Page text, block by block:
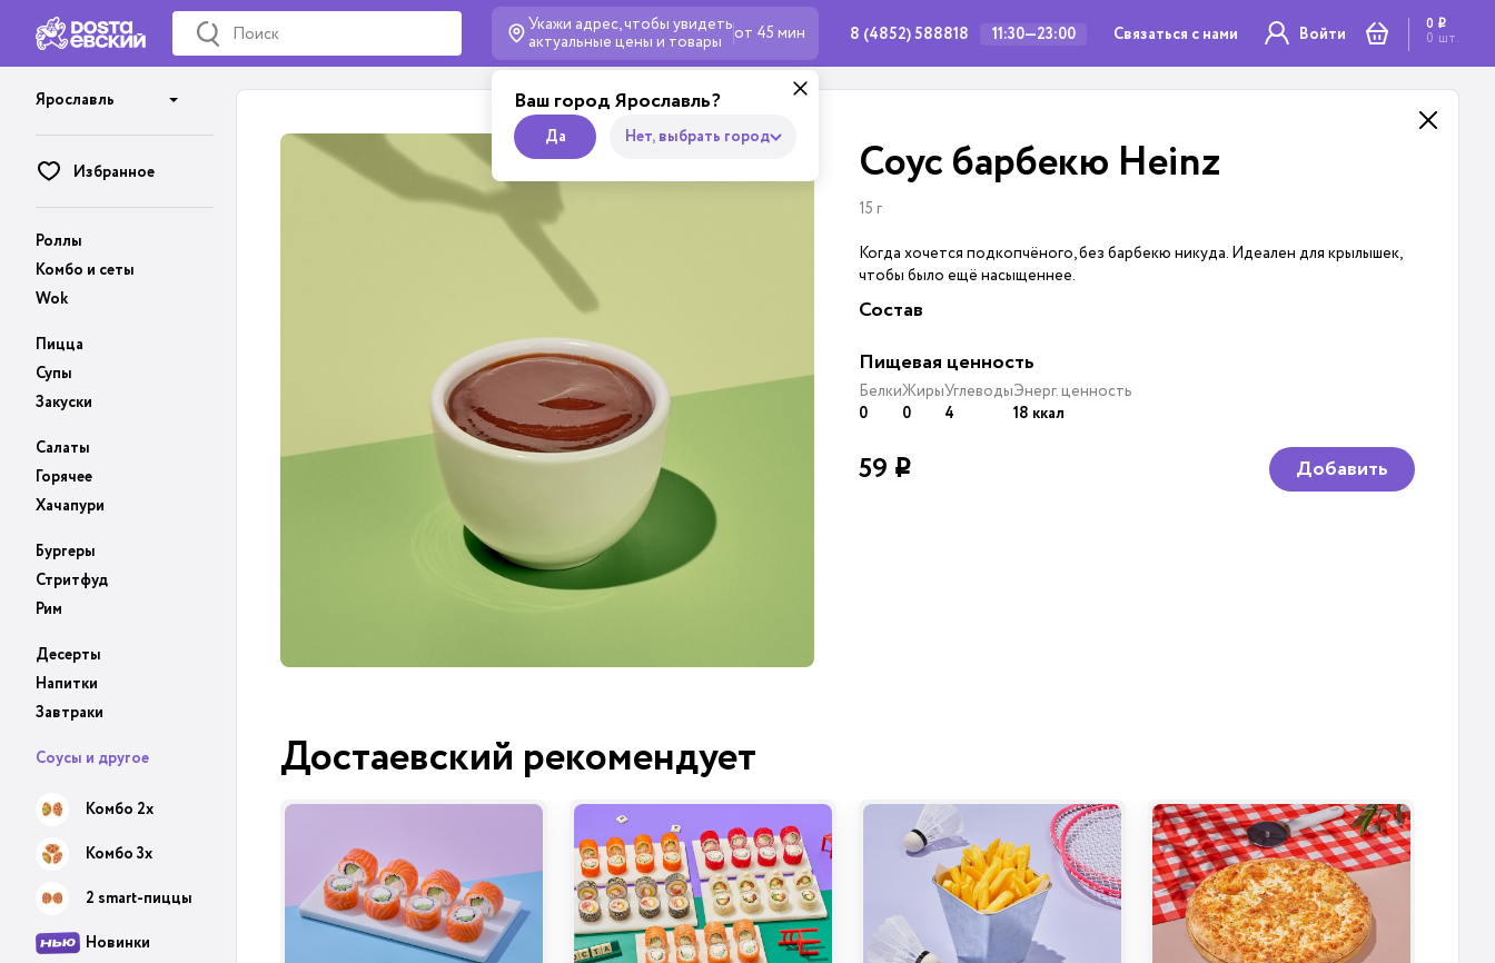
Укажи адрес, чтобы увидеть
актуальные цены и товары от 45 мин
Ваш город Ярославль?
Да Нет, выбрать город
8 (4852) 588818 11:30—23:00 Связаться с нами Войти 0 i
0 шт.
Ярославль
Избранное
Роллы
Комбо и сеты
Wok
Пицца
Супы
Закуски
Салаты
Горячее
Хачапури
Бургеры
Стритфуд
Рим
Десерты
Напитки
Завтраки
Соусы и другое
Комбо 2х
Комбо 3х
2 smart-пиццы
Новинки
Соус барбекю Heinz
15 г
Когда хочется подкопчёного, без барбекю никуда. Идеален для крылышек,
чтобы было ещё насыщеннее.
Состав
Пищевая ценность
Белки
0
Жиры
0
Углеводы
4
Энерг. ценность
18 ккал
59 i Добавить
Достаевский рекомендует